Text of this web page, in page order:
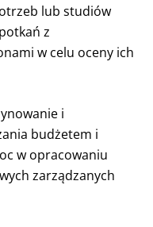
lub studiów
z
w celu oceny ich
i
budżetem i
w opracowaniu
zarządzanych